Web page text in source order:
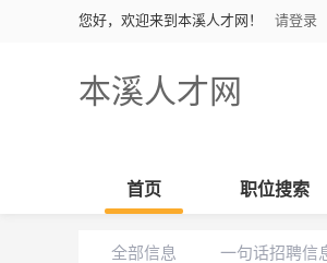
您好，欢迎来到本溪人才网！ 请登录
本溪人才网
首页 职位搜索
全部信息 一句话招聘信